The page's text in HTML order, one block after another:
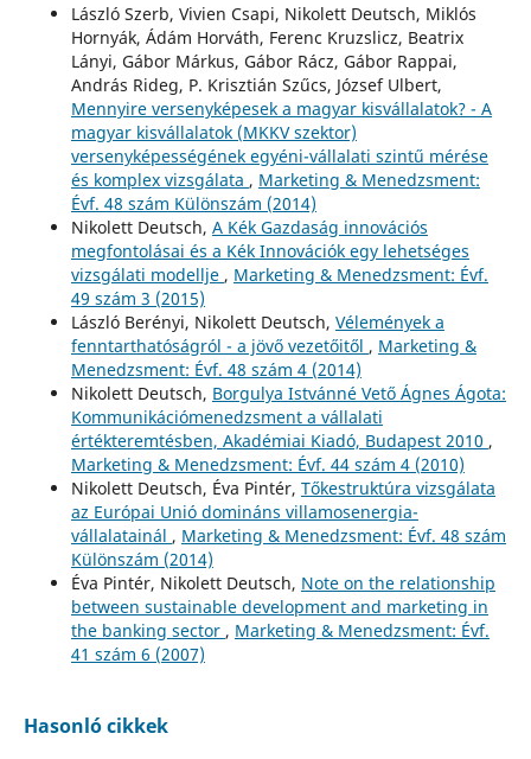
László Szerb, Vivien Csapi, Nikolett Deutsch, Miklós
Hornyák, Ádám Horváth, Ferenc Kruzslicz, Beatrix
Lányi, Gábor Márkus, Gábor Rácz, Gábor Rappai,
András Rideg, P. Krisztián Szűcs, József Ulbert,
Mennyire versenyképesek a magyar kisvállalatok? - A
magyar kisvállalatok (MKKV szektor)
versenyképességének egyéni-vállalati szintű mérése
és komplex vizsgálata , Marketing & Menedzsment:
Évf. 48 szám Különszám (2014)
Nikolett Deutsch, A Kék Gazdaság innovációs
megfontolásai és a Kék Innovációk egy lehetséges
vizsgálati modellje , Marketing & Menedzsment: Évf.
49 szám 3 (2015)
László Berényi, Nikolett Deutsch, Vélemények a
fenntarthatóságról - a jövő vezetőitől , Marketing &
Menedzsment: Évf. 48 szám 4 (2014)
Nikolett Deutsch, Borgulya Istvánné Vető Ágnes Ágota:
Kommunikációmenedzsment a vállalati
értékteremtésben, Akadémiai Kiadó, Budapest 2010 ,
Marketing & Menedzsment: Évf. 44 szám 4 (2010)
Nikolett Deutsch, Éva Pintér, Tőkestruktúra vizsgálata
az Európai Unió domináns villamosenergia-
vállalatainál , Marketing & Menedzsment: Évf. 48 szám
Különszám (2014)
Éva Pintér, Nikolett Deutsch, Note on the relationship
between sustainable development and marketing in
the banking sector , Marketing & Menedzsment: Évf.
41 szám 6 (2007)
Hasonló cikkek